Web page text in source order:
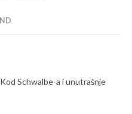
Schwalbe-a i unutrašnje